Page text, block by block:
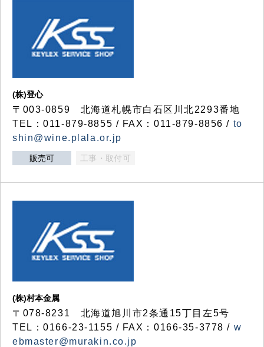
(株)登心
〒003-0859 北海道札幌市白石区川北2293番地
TEL：011-879-8855 / FAX：011-879-8856 / to
shin@wine.plala.or.jp
販売可 工事・取付可
(株)村本金属
〒078-8231 北海道旭川市2条通15丁目左5号
TEL：0166-23-1155 / FAX：0166-35-3778 / w
ebmaster@murakin.co.jp